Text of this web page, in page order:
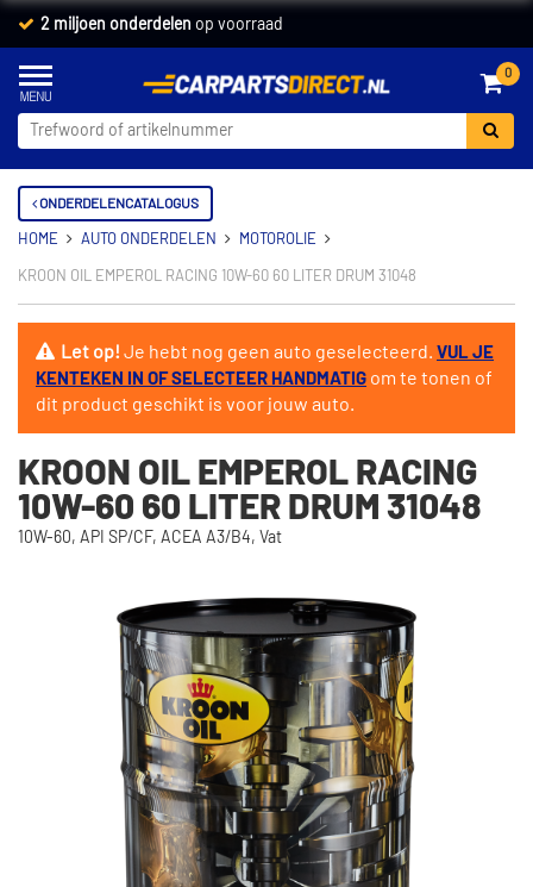
2 miljoen onderdelen op voorraad
0
ONDERDELENCATALOGUS
HOME AUTO ONDERDELEN MOTOROLIE
KROON OIL EMPEROL RACING 10W-60 60 LITER DRUM 31048
Let op!Je hebt nog geen auto geselecteerd. VUL JE
KENTEKEN IN OF SELECTEER HANDMATIG om te tonen of
dit product geschikt is voor jouw auto.
KROON OIL EMPEROL RACING
10W-60 60 LITER DRUM 31048
10W-60, API SP/CF, ACEA A3/B4, Vat